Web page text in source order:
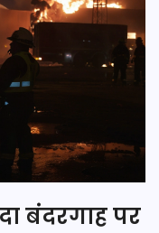
बंदरगाह पर